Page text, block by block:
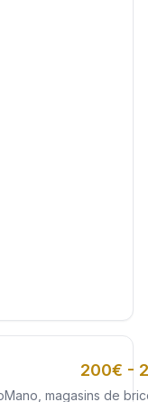
200€ -
magasins de